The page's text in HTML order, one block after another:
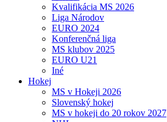
Kvalifikácia MS 2026
Liga Národov
EURO 2024
Konferenčná liga
MS klubov 2025
EURO U21
Iné
Hokej
MS v Hokeji 2026
Slovenský hokej
MS v hokeji do 20 rokov 2027